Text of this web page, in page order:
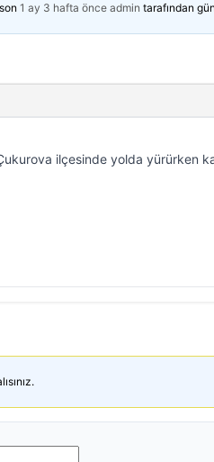
1 ay 3 hafta önce admin tarafından
ilçesinde yolda yürürken